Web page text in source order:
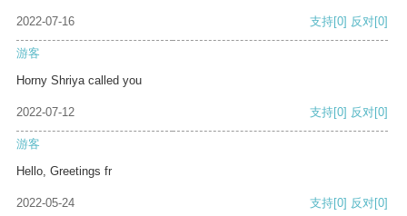
2022-07-16 支持[0] 反对[0]
游客
Horny Shriya called you
2022-07-12 支持[0] 反对[0]
游客
Hello, Greetings fr
2022-05-24 支持[0] 反对[0]